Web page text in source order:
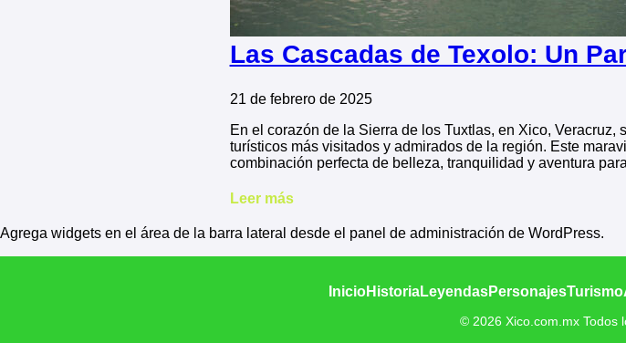
Las Cascadas de Texolo: Un
21 de febrero de 2025
En el corazón de la Sierra de los Tuxtlas, en Xico,
turísticos más visitados y admirados de la región. Este
combinación perfecta de belleza, tranquilidad y aventura
Leer más
Agrega widgets en el área de la barra lateral desde el panel de administración de WordPress.
InicioHistoriaLeyendasPersonajesTurismo
© 2026 Xico.com.mx Todos